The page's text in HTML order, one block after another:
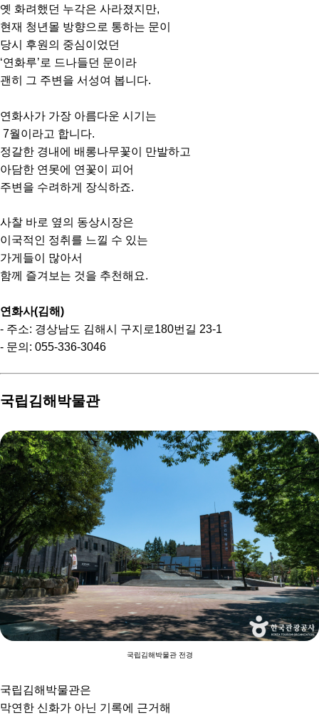
옛 화려했던 누각은 사라졌지만,
현재 청년몰 방향으로 통하는 문이
당시 후원의 중심이었던
‘연화루’로 드나들던 문이라
괜히 그 주변을 서성여 봅니다.
연화사가 가장 아름다운 시기는
7월이라고 합니다.
정갈한 경내에 배롱나무꽃이 만발하고
아담한 연못에 연꽃이 피어
주변을 수려하게 장식하죠.
사찰 바로 옆의 동상시장은
이국적인 정취를 느낄 수 있는
가게들이 많아서
함께 즐겨보는 것을 추천해요.
연화사(김해)
- 주소: 경상남도 김해시 구지로180번길 23-1
- 문의: 055-336-3046
국립김해박물관
국립김해박물관 전경
국립김해박물관은
막연한 신화가 아닌 기록에 근거해